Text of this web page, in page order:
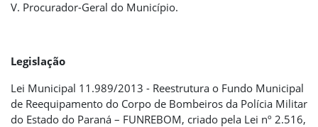
V. Procurador-Geral do Município.
Legislação
Lei Municipal 11.989/2013 - Reestrutura o Fundo Municipal
de Reequipamento do Corpo de Bombeiros da Polícia Militar
do Estado do Paraná – FUNREBOM, criado pela Lei nº 2.516,